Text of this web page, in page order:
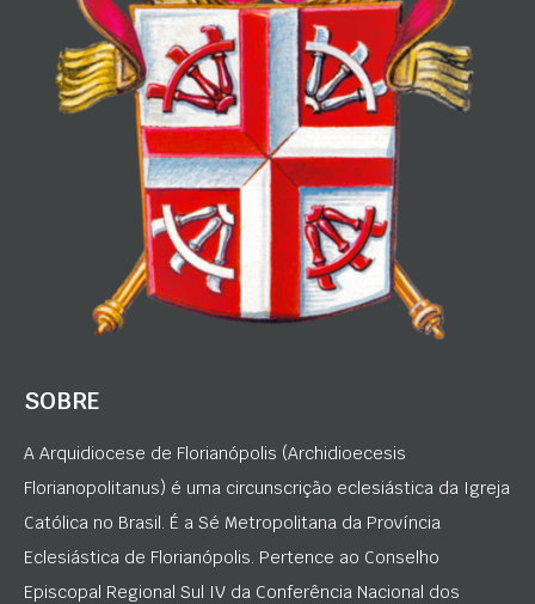
SOBRE
A Arquidiocese de Florianópolis (Archidioecesis
Florianopolitanus) é uma circunscrição eclesiástica da Igreja
Católica no Brasil. É a Sé Metropolitana da Província
Eclesiástica de Florianópolis. Pertence ao Conselho
Episcopal Regional Sul IV da Conferência Nacional dos